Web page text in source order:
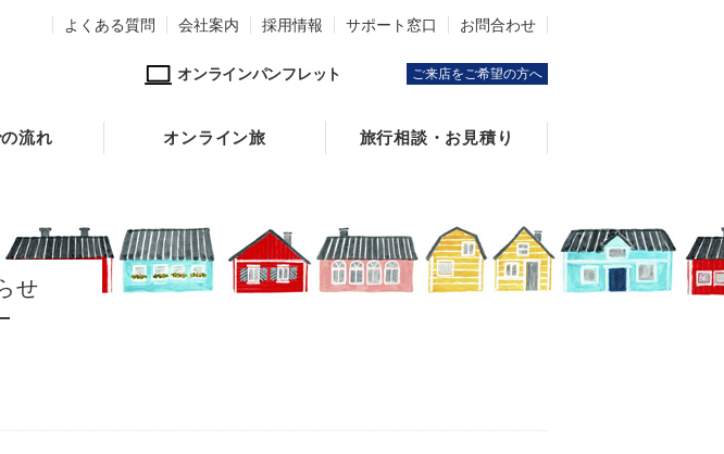
よくある質問 会社案内 採用情報 サポート窓口 お問合わせ
オンラインパンフレット ご来店をご希望の方へ
流れ オンライン旅 旅行相談・お見積り
せ